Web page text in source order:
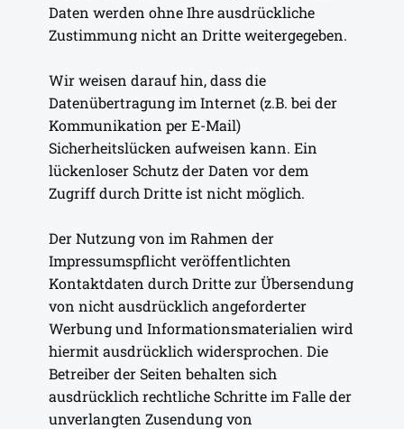
Daten werden ohne Ihre ausdrückliche
Zustimmung nicht an Dritte weitergegeben.
Wir weisen darauf hin, dass die
Datenübertragung im Internet (z.B. bei der
Kommunikation per E-Mail)
Sicherheitslücken aufweisen kann. Ein
lückenloser Schutz der Daten vor dem
Zugriff durch Dritte ist nicht möglich.
Der Nutzung von im Rahmen der
Impressumspflicht veröffentlichten
Kontaktdaten durch Dritte zur Übersendung
von nicht ausdrücklich angeforderter
Werbung und Informationsmaterialien wird
hiermit ausdrücklich widersprochen. Die
Betreiber der Seiten behalten sich
ausdrücklich rechtliche Schritte im Falle der
unverlangten Zusendung von